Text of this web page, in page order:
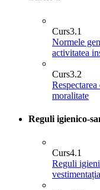
Curs3.1
Normele
activitatea
Curs3.2
moralitate
Reguli igienico-
Curs4.1
Reguli